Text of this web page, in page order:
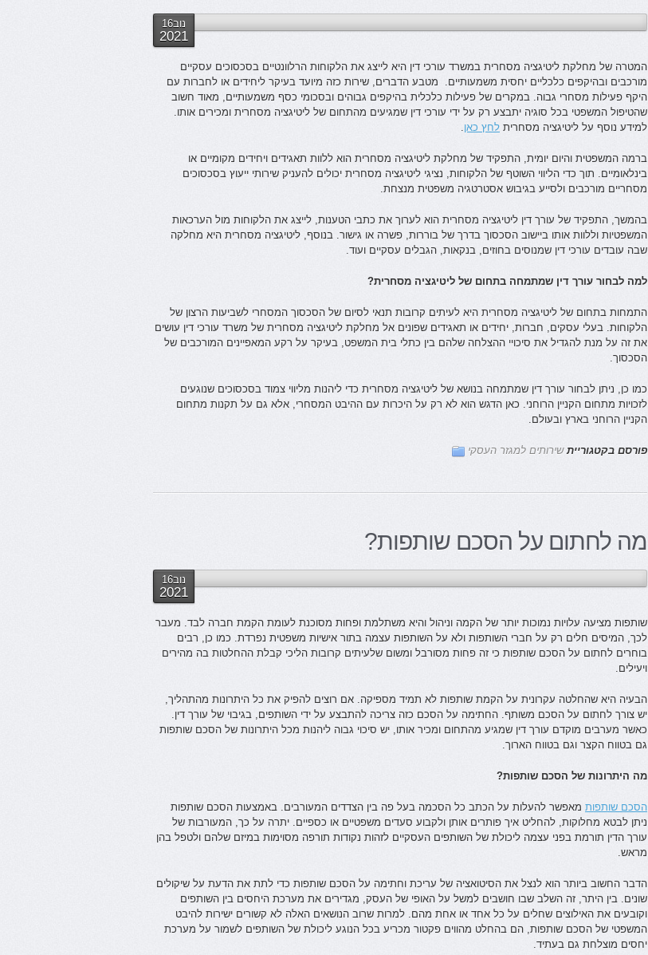
נוב16
2021
המטרה של מחלקת ליטיגציה מסחרית במשרד עורכי דין היא לייצג את הלקוחות הרלוונטיים בסכסוכים עסקיים
מורכבים ובהיקפים כלכליים יחסית משמעותיים. מטבע הדברים, שירות כזה מיועד בעיקר ליחידים או לחברות עם
היקף פעילות מסחרי גבוה. במקרים של פעילות כלכלית בהיקפים גבוהים ובסכומי כסף משמעותיים, מאוד חשוב
שהטיפול המשפטי בכל סוגיה יתבצע רק על ידי עורכי דין שמגיעים מהתחום של ליטיגציה מסחרית ומכירים אותו.
למידע נוסף על ליטיגציה מסחרית לחץ כאן.
ברמה המשפטית והיום יומית, התפקיד של מחלקת ליטיגציה מסחרית הוא ללוות תאגידים ויחידים מקומיים או
בינלאומיים. תוך כדי הליווי השוטף של הלקוחות, נציגי ליטיגציה מסחרית יכולים להעניק שירותי ייעוץ בסכסוכים
מסחריים מורכבים ולסייע בגיבוש אסטרטגיה משפטית מנצחת.
בהמשך, התפקיד של עורך דין ליטיגציה מסחרית הוא לערוך את כתבי הטענות, לייצג את הלקוחות מול הערכאות
המשפטיות וללוות אותו ביישוב הסכסוך בדרך של בוררות, פשרה או גישור. בנוסף, ליטיגציה מסחרית היא מחלקה
שבה עובדים עורכי דין שמנוסים בחוזים, בנקאות, הגבלים עסקיים ועוד.
למה לבחור עורך דין שמתמחה בתחום של ליטיגציה מסחרית?
התמחות בתחום של ליטיגציה מסחרית היא לעיתים קרובות תנאי לסיום של הסכסוך המסחרי לשביעות הרצון של
הלקוחות. בעלי עסקים, חברות, יחידים או תאגידים שפונים אל מחלקת ליטיגציה מסחרית של משרד עורכי דין עושים
את זה על מנת להגדיל את סיכויי ההצלחה שלהם בין כתלי בית המשפט, בעיקר על רקע המאפיינים המורכבים של
הסכסוך.
כמו כן, ניתן לבחור עורך דין שמתמחה בנושא של ליטיגציה מסחרית כדי ליהנות מליווי צמוד בסכסוכים שנוגעים
לזכויות מתחום הקניין הרוחני. כאן הדגש הוא לא רק על היכרות עם ההיבט המסחרי, אלא גם על תקנות מתחום
הקניין הרוחני בארץ ובעולם.
פורסם בקטגוריית שירותים למגזר העסקי
מה לחתום על הסכם שותפות?
נוב16
2021
שותפות מציעה עלויות נמוכות יותר של הקמה וניהול והיא משתלמת ופחות מסוכנת לעומת הקמת חברה לבד. מעבר
לכך, המיסים חלים רק על חברי השותפות ולא על השותפות עצמה בתור אישיות משפטית נפרדת. כמו כן, רבים
בוחרים לחתום על הסכם שותפות כי זה פחות מסורבל ומשום שלעיתים קרובות הליכי קבלת ההחלטות בה מהירים
ויעילים.
הבעיה היא שהחלטה עקרונית על הקמת שותפות לא תמיד מספיקה. אם רוצים להפיק את כל היתרונות מהתהליך,
יש צורך לחתום על הסכם משותף. החתימה על הסכם כזה צריכה להתבצע על ידי השותפים, בגיבוי של עורך דין.
כאשר מערבים מוקדם עורך דין שמגיע מהתחום ומכיר אותו, יש סיכוי גבוה ליהנות מכל היתרונות של הסכם שותפות
גם בטווח הקצר וגם בטווח הארוך.
מה היתרונות של הסכם שותפות?
הסכם שותפות מאפשר להעלות על הכתב כל הסכמה בעל פה בין הצדדים המעורבים. באמצעות הסכם שותפות
ניתן לבטא מחלוקות, להחליט איך פותרים אותן ולקבוע סעדים משפטיים או כספיים. יתרה על כך, המעורבות של
עורך הדין תורמת בפני עצמה ליכולת של השותפים העסקיים לזהות נקודות תורפה מסוימות במיזם שלהם ולטפל בהן
מראש.
הדבר החשוב ביותר הוא לנצל את הסיטואציה של עריכת וחתימה על הסכם שותפות כדי לתת את הדעת על שיקולים
שונים. בין היתר, זה השלב שבו חושבים למשל על האופי של העסק, מגדירים את מערכת היחסים בין השותפים
וקובעים את האילוצים שחלים על כל אחד או אחת מהם. למרות שרוב הנושאים האלה לא קשורים ישירות להיבט
המשפטי של הסכם שותפות, הם בהחלט מהווים פקטור מכריע בכל הנוגע ליכולת של השותפים לשמור על מערכת
יחסים מוצלחת גם בעתיד.